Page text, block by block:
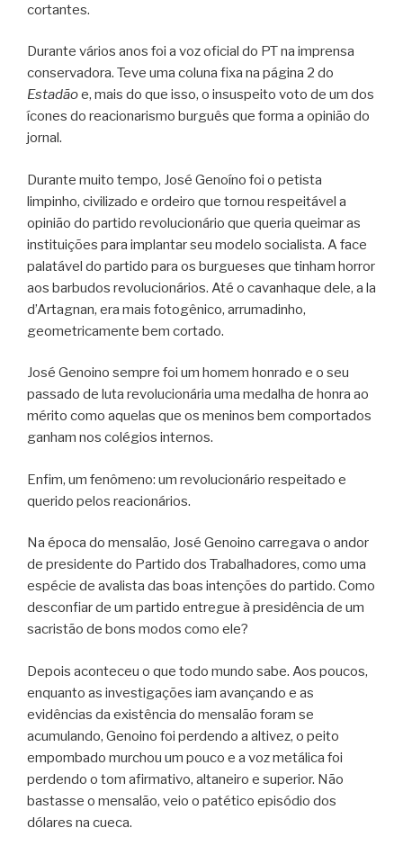
cortantes.
Durante vários anos foi a voz oficial do PT na imprensa
conservadora. Teve uma coluna fixa na página 2 do
Estadãoe, mais do que isso, o insuspeito voto de um dos
ícones do reacionarismo burguês que forma a opinião do
jornal.
Durante muito tempo, José Genoíno foi o petista
limpinho, civilizado e ordeiro que tornou respeitável a
opinião do partido revolucionário que queria queimar as
instituições para implantar seu modelo socialista. A face
palatável do partido para os burgueses que tinham horror
aos barbudos revolucionários. Até o cavanhaque dele, a la
d’Artagnan, era mais fotogênico, arrumadinho,
geometricamente bem cortado.
José Genoino sempre foi um homem honrado e o seu
passado de luta revolucionária uma medalha de honra ao
mérito como aquelas que os meninos bem comportados
ganham nos colégios internos.
Enfim, um fenômeno: um revolucionário respeitado e
querido pelos reacionários.
Na época do mensalão, José Genoino carregava o andor
de presidente do Partido dos Trabalhadores, como uma
espécie de avalista das boas intenções do partido. Como
desconfiar de um partido entregue à presidência de um
sacristão de bons modos como ele?
Depois aconteceu o que todo mundo sabe. Aos poucos,
enquanto as investigações iam avançando e as
evidências da existência do mensalão foram se
acumulando, Genoino foi perdendo a altivez, o peito
empombado murchou um pouco e a voz metálica foi
perdendo o tom afirmativo, altaneiro e superior. Não
bastasse o mensalão, veio o patético episódio dos
dólares na cueca.